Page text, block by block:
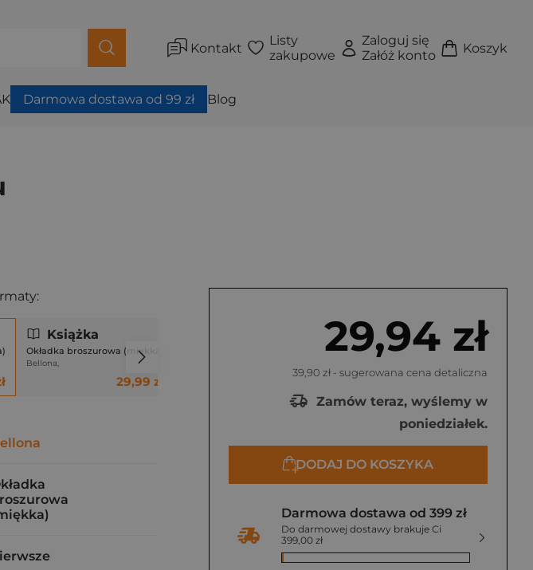
Kontakt
Listy
zakupowe
Zaloguj się
Załóż konto
Koszyk
Darmowa dostawa od 99 zł Blog
29,94 zł
39,90 zł - sugerowana cena detaliczna
Zamów teraz, wyślemy w
poniedziałek.
DODAJ DO KOSZYKA
Darmowa dostawa od 399 zł
Do darmowej dostawy brakuje Ci
399,00 zł
Książka
Okładka broszurowa (miękka)
Bellona,
29,99 zł